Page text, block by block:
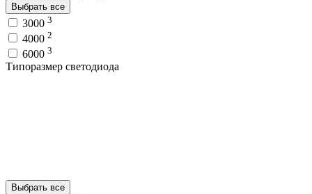
Выбрать все
3000 3
4000 2
6000 3
Типоразмер светодиода
Выбрать все